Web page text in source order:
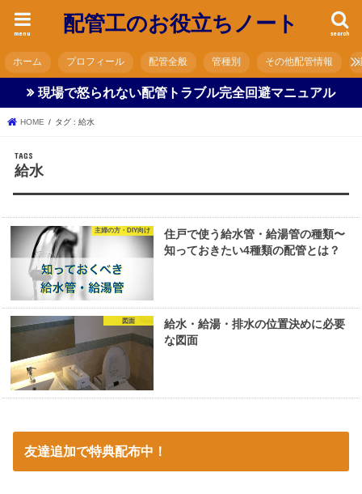
配管工のお役立ちノート search
menu
ホーム プロフィール 配管全般 管種別 その他配管情報
現場で怒られない配管トラブル完全回避マニュアル
HOME タグ : 給水
給水
主婦の方・DIY向け
住戸で使う給水管・給湯管の種類〜
知っておきたい4種類の配管とは？
図面
給水・給湯・排水の位置決めに必要
な図面
友達追加で特典配布中！